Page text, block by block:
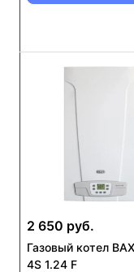
2 650 руб.
Газовый котел
4S 1.24 F